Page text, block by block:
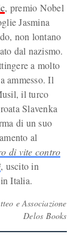
, premio Nobel
Jasmina
non lontano
dal nazismo.
a molto
ammesso. Il
il turco
Slavenka
di un suo
al
di vite contro
, uscito in
Italia.
e Associazione
Delos Books